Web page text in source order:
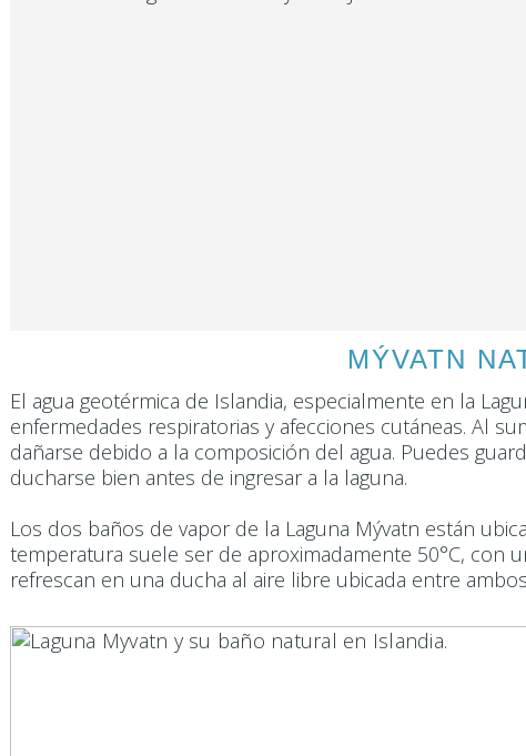
MÝVATN
El agua geotérmica de Islandia, especialmente en la
enfermedades respiratorias y afecciones cutáneas. Al
dañarse debido a la composición del agua. Puedes
ducharse bien antes de ingresar a la laguna.
Los dos baños de vapor de la Laguna Mývatn están
temperatura suele ser de aproximadamente 50°C, con
refrescan en una ducha al aire libre ubicada entre